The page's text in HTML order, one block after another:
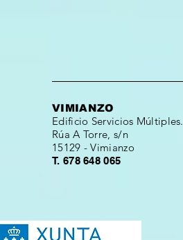
VIMIANZO
Edificio Servicios Múltiples.
Rúa A Torre, s/n
15129 - Vimianzo
T. 678 648 065